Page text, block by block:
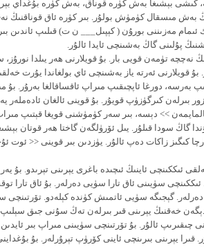
كىشى بېشىغا بەش كۈرە قوناق، بەش كۈرە بۇغداي
بەش مىسقال كۈمۈش بولۇر. بىر كۈرە ئاق
ئىمام مەزىننى بورۇن ( كېپىل___ ن ت) قىلىپ ئاندىن
پۇلىنى گاڭ بەشىنچى ئايدا ئالۇر.
نەچچە تۈمەن قويى بار. بۇ قويلارنى ھەر يىلدا
بۇ قويلارنى ئەرتە ياز بەشىنچى ئاي بولغاندا يۇرت
بەرسە، دورغا ئاپچىقىپ مىراپ ئاقساقالغا بەرۇر. بۇ
بىرلەن كىرگۈزۈپ قويۇر. بۇ قوينى ئالغان ئادەملەر
>> دېسە، بىر سەر كۈمۈشنى قويغا قېتىپ
گاڭ سودا قىلۇر. يىل ئۆرۈلگەن گاختا ھەر قوتان
كىگىز زاكات دەپ ئالۇر. يۈزدىن بىر قوينى <<
ئىككىنچى ئاينىڭ ئىچىدە باغرى يېرىنى تېرىدو. بۇ
سۈيىنى ئاق تارا سۈيى دەرلەر. بۇ ئاق تارا
گېجىگە سۈيى ئاتمىش كۈندە كېلەدو. تۆرتىنچى
خەقنىڭ يېرىنى قىر بىرلەن تەڭ سۇنى جىق
چىقىرىپ ئالۇر. بۇ تۆرتىنچى سۈيىنى مىراپ بىر
يېرىنى بىرىنچى ئاينى كۆرۈپ تېرۇرلەر. بۇ